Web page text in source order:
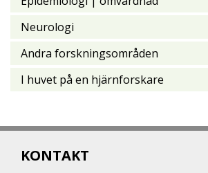
Neurologi
Andra forskningsområden
I huvet på en hjärnforskare
KONTAKT